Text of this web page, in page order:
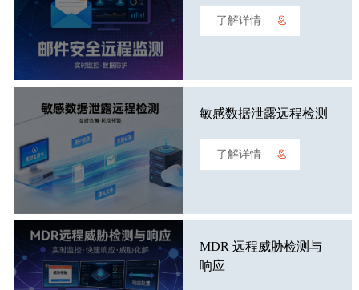
了解详情
敏感数据泄露远程检测
了解详情
MDR 远程威胁检测与
响应